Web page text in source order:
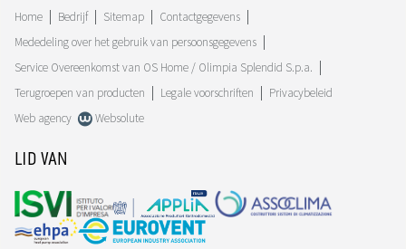
Home
Bedrijf Sitemap
Contactgegevens
Mededeling over het gebruik van persoonsgegevens
Service Overeenkomst van OS Home / Olimpia Splendid S.p.a.
Terugroepen van producten
Legale voorschriften
Privacybeleid
Web agency
Websolute
LID VAN